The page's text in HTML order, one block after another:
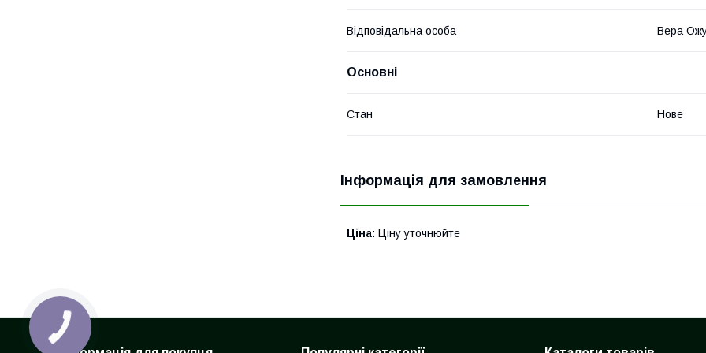
Відповідальна особа Вера
Основні
Стан Нове
Інформація для замовлення
Ціна: Ціну уточнюйте